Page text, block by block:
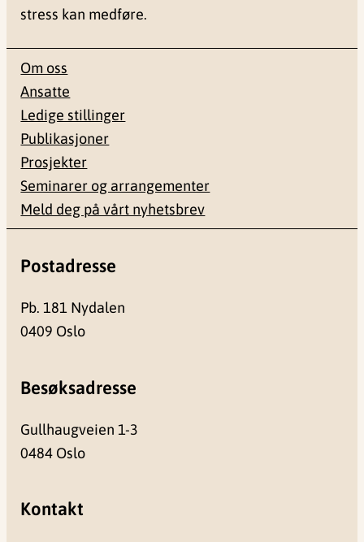
stress kan medføre.
Om oss
Ansatte
Ledige stillinger
Publikasjoner
Prosjekter
Seminarer og arrangementer
Meld deg på vårt nyhetsbrev
Postadresse
Pb. 181 Nydalen
0409 Oslo
Besøksadresse
Gullhaugveien 1-3
0484 Oslo
Kontakt